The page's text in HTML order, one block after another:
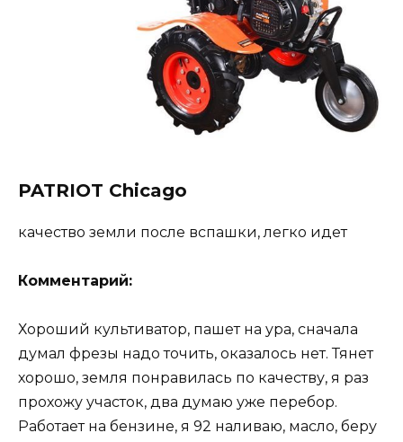
PATRIOT Chicago
качество земли после вспашки, легко идет
Комментарий:
Хороший культиватор, пашет на ура, сначала
думал фрезы надо точить, оказалось нет. Тянет
хорошо, земля понравилась по качеству, я раз
прохожу участок, два думаю уже перебор.
Работает на бензине, я 92 наливаю, масло, беру